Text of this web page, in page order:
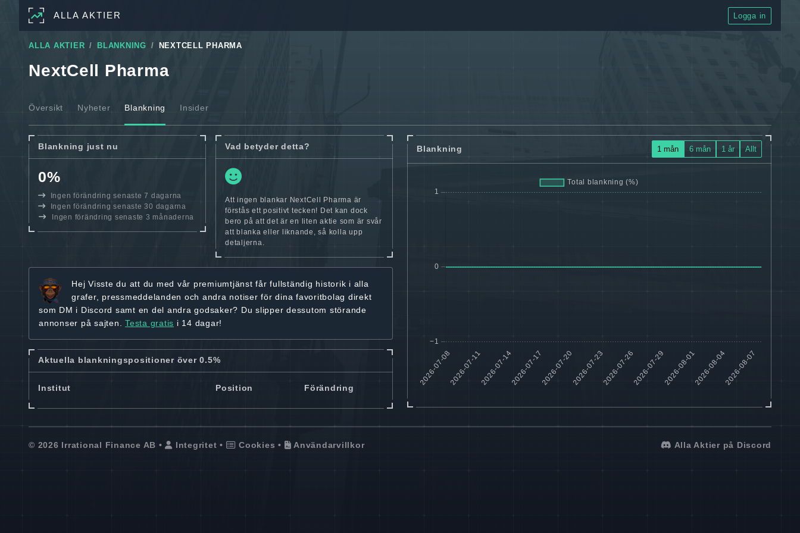
ALLA AKTIER Logga in
ALLA AKTIER BLANKNING NEXTCELL PHARMA
NextCell Pharma
Översikt Nyheter Blankning Insider
Blankning just nu
0%
Ingen förändring senaste 7 dagarna
Ingen förändring senaste 30 dagarna
Ingen förändring senaste 3 månaderna
Vad betyder detta?
Att ingen blankar NextCell Pharma är
förstås ett positivt tecken! Det kan dock
bero på att det är en liten aktie som är svår
att blanka eller liknande, så kolla upp
detaljerna.
Hej Visste du att du med vår premiumtjänst fårfullständig historik i alla
grafer, pressmeddelanden och andra notiser för dina favoritbolag direkt
som DM i Discord samt en del andra godsaker? Du slipper dessutom störande
annonser på sajten. Testa gratis i 14 dagar!
Aktuella blankningspositioner över 0.5%
Institut Position Förändring
Blankning 1 mån 6 mån 1 år Allt
© 2026 Irrational Finance AB • Integritet • Cookies • Användarvillkor Alla Aktier på Discord